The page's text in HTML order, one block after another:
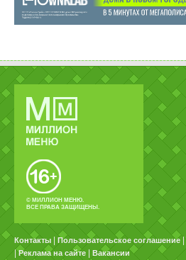
© МИЛЛИОН МЕНЮ.
ВСЕ ПРАВА ЗАЩИЩЕНЫ.
Контакты Пользовательское соглашение
|Реклама на сайте Вакансии